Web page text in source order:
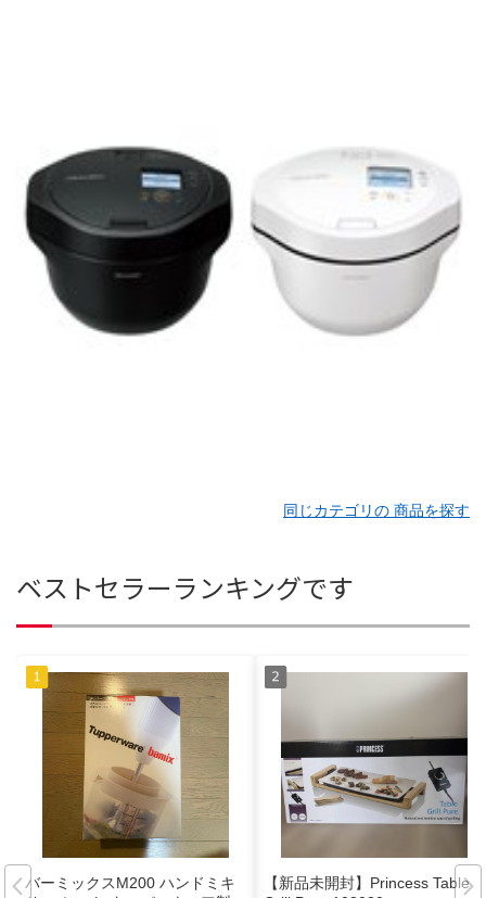
同じカテゴリの 商品を探す
ベストセラーランキングです
バーミックスM200 ハンドミキ
【新品未開封】Princess Table